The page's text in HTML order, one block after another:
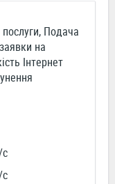
Подача
на
Інтернет